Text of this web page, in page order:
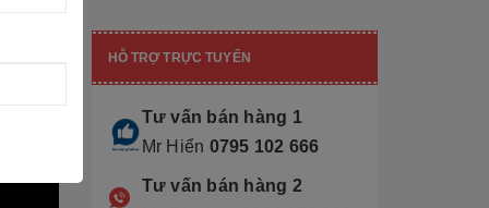
HỖ TRỢ TRỰC TUYẾN
Tư vấn bán hàng 1
Mr Hiển 0795 102 666
Tư vấn bán hàng 2